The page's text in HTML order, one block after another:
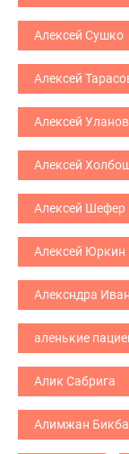
Алексей Сушко
Алексей
Алексей Уланов
Алексей
Алексей Шефер
Алексей Юркин
Алексндра
аленькие
Алик Сабрига
Алимжан